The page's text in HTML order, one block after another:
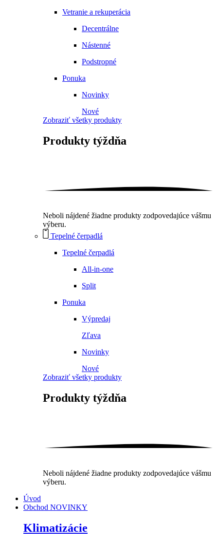
Vetranie a rekuperácia
Decentrálne
Nástenné
Podstropné
Ponuka
Novinky
Nové
Zobraziť všetky produkty
Produkty týždňa
Neboli nájdené žiadne produkty zodpovedajúce vášmu
výberu.
Tepelné čerpadlá
Tepelné čerpadlá
All-in-one
Split
Ponuka
Výpredaj
Zľava
Novinky
Nové
Zobraziť všetky produkty
Produkty týždňa
Neboli nájdené žiadne produkty zodpovedajúce vášmu
výberu.
Úvod
Obchod NOVINKY
Klimatizácie